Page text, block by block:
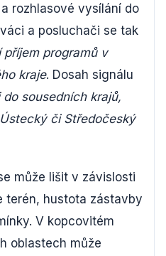
rozhlasové vysílání do
a posluchači se tak
příjem programů v
kraje. Dosah signálu
do sousedních krajů,
či Středočeský
může lišit v závislosti
terén, hustota zástavby
V kopcovitém
oblastech může